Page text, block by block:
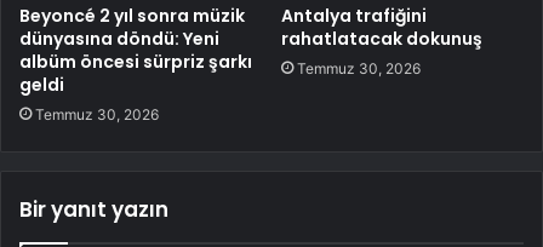
Beyoncé 2 yıl sonra müzik
dünyasına döndü: Yeni
albüm öncesi sürpriz şarkı
geldi
Temmuz 30, 2026
Antalya trafiğini
rahatlatacak dokunuş
Temmuz 30, 2026
Bir yanıt yazın